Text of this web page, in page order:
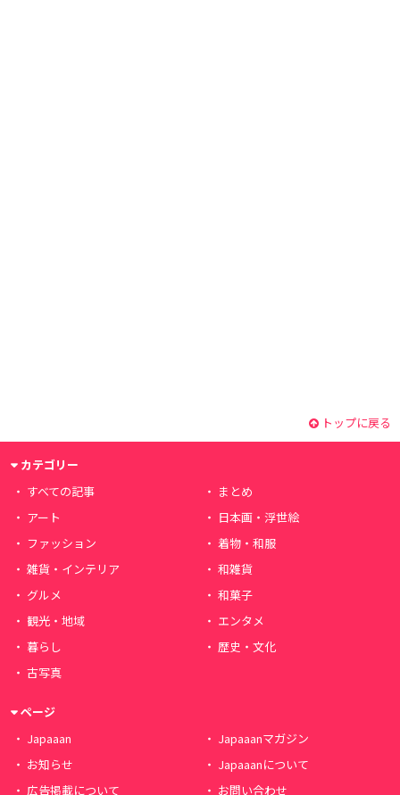
トップに戻る
カテゴリー
すべての記事
まとめ
アート
日本画・浮世絵
ファッション
着物・和服
雑貨・インテリア
和雑貨
グルメ
和菓子
観光・地域
エンタメ
暮らし
歴史・文化
古写真
ページ
Japaaan
Japaaanマガジン
お知らせ
Japaaanについて
広告掲載について
お問い合わせ